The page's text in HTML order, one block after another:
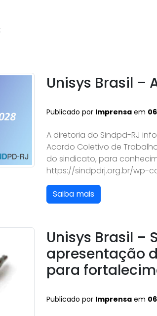
Unisys Brasil –
Publicado por Imprensa em
A diretoria do Sindpd-RJ
Acordo Coletivo de
do sindicato, para
https://sindpdrj.org.br/wp-
Saiba mais
Unisys Brasil –
apresentação
para
Publicado por Imprensa em